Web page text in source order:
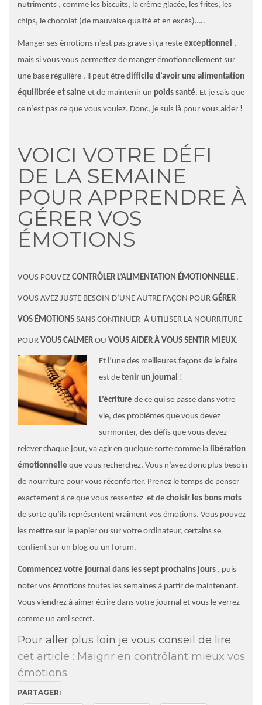
nutriments , comme les biscuits, la crème glacée, les frites, les
chips, le chocolat (de mauvaise qualité et en excès)…..
Manger ses émotions n’est pas grave si ça reste exceptionnel ,
mais si vous vous permettez de manger émotionnellement sur
une base régulière , il peut être difficile d’avoir une alimentation
équilibrée et saine et de maintenir un poids santé. Et je sais que
ce n’est pas ce que vous voulez. Donc, je suis là pour vous aider !
VOICI VOTRE DÉFI
DE LA SEMAINE
POUR APPRENDRE À
GÉRER VOS
ÉMOTIONS
VOUS POUVEZ CONTRÔLER L’ALIMENTATION ÉMOTIONNELLE .
VOUS AVEZ JUSTE BESOIN D’UNE AUTRE FAÇON POUR GÉRER
VOS ÉMOTIONS SANS CONTINUER À UTILISER LA NOURRITURE
POUR VOUS CALMER OU VOUS AIDER À VOUS SENTIR MIEUX.
Et l’une des meilleures façons de le faire
est de tenir un journal !
L’écriture de ce qui se passe dans votre
vie, des problèmes que vous devez
surmonter, des défis que vous devez
relever chaque jour, va agir en quelque sorte comme la libération
émotionnelle que vous recherchez. Vous n’avez donc plus besoin
de nourriture pour vous réconforter. Prenez le temps de penser
exactement à ce que vous ressentez et de choisir les bons mots
de sorte qu’ils représentent vraiment vos émotions. Vous pouvez
les mettre sur le papier ou sur votre ordinateur, certains se
confient sur un blog ou un forum.
Commencez votre journal dans les sept prochains jours , puis
noter vos émotions toutes les semaines à partir de maintenant.
Vous viendrez à aimer écrire dans votre journal et vous le verrez
comme un ami secret.
Pour aller plus loin je vous conseil de lire
cet article : Maigrir en contrôlant mieux vos
émotions
PARTAGER: